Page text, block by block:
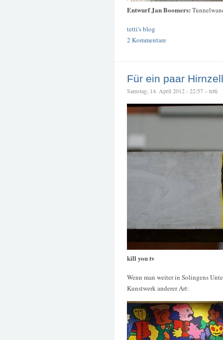
Entwurf Jan Boomers:
tetti's blog
2 Kommentare
Für ein paar
Samstag, 14. April 2012 - 22:57 – tetti
kill you tv
Wenn man weiter in Solingens
Kunstwerk anderer Art: